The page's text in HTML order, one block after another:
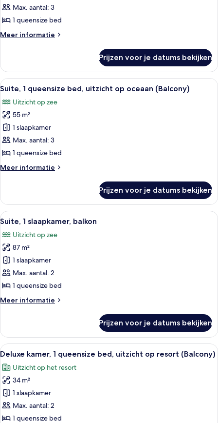
queensize
bed,
op
laden
Max. aantal: 3
1 queensize bed
Meer informatie
Meer
1
queensize
bed,
op
resort
(Balcony)
Prijzen voor je datums bekijken
Alle
foto's
voor
Suite,
queensize
bed,
op
laden
Een balkon met rieten meubilair,
9
Suite, 1 queensize bed, uitzicht op oceaan (Balcony)
Uitzicht op zee
55 m²
1 slaapkamer
Max. aantal: 3
1 queensize bed
Meer informatie
Meer
1
queensize
bed,
op
oceaan
(Balcony)
Prijzen voor je datums bekijken
Alle
foto's
voor
Suite,
slaapkamer,
balkon
Suite, 1 slaapkamer, balkon | Luxe
8
Suite, 1 slaapkamer, balkon
Uitzicht op zee
87 m²
1 slaapkamer
Max. aantal: 2
1 queensize bed
Meer informatie
Meer
1
slaapkamer,
balkon
Prijzen voor je datums bekijken
Alle
foto's
voor
Deluxe
kamer,
1
queensize
8
Deluxe kamer, 1 queensize bed, uitzicht op resort (Balcony)
Uitzicht op het resort
34 m²
1 slaapkamer
Max. aantal: 2
1 queensize bed